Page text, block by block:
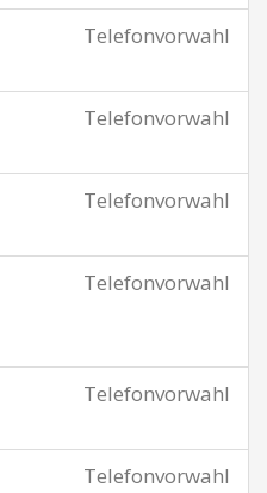
Telefonvorwahl
Telefonvorwahl
Telefonvorwahl
Telefonvorwahl
Telefonvorwahl
Telefonvorwahl